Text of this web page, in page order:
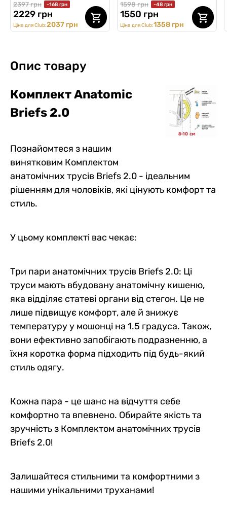
2397 грн -168 грн
2229 грн
Ціна для Club:2037 грн
1598 грн -48 грн
1550 грн
Ціна для Club:1358 грн
Опис товару
Комплект Anatomic
Briefs 2.0
Познайомтеся з нашим
винятковим Комплектом
анатомічних трусів Briefs 2.0 - ідеальним
рішенням для чоловіків, які цінують комфорт та
стиль.
У цьому комплекті вас чекає:
Три пари анатомічних трусів Briefs 2.0: Ці
труси мають вбудовану анатомічну кишеню,
яка відділяє статеві органи від стегон. Це не
лише підвищує комфорт, але й знижує
температуру у мошонці на 1.5 градуса. Також,
вони ефективно запобігають подразненню, а
їхня коротка форма підходить під будь-який
стиль одягу.
Кожна пара - це шанс на відчуття себе
комфортно та впевнено. Обирайте якість та
зручність з Комплектом анатомічних трусів
Briefs 2.0!
Залишайтеся стильними та комфортними з
нашими унікальними труханами!